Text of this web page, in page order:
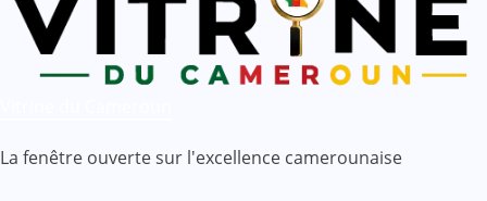
La fenêtre ouverte sur l'excellence camerounaise